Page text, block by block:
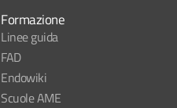
Formazione
Linee guida
FAD
Endowiki
Scuole AME